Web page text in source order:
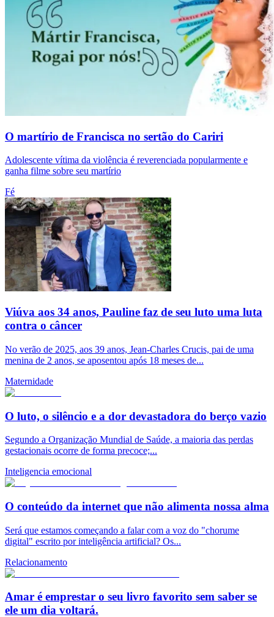
O martírio de Francisca no sertão do Cariri
Adolescente vítima da violência é reverenciada popularmente e
ganha filme sobre seu martírio
Fé
Viúva aos 34 anos, Pauline faz de seu luto uma luta
contra o câncer
No verão de 2025, aos 39 anos, Jean-Charles Crucis, pai de uma
menina de 2 anos, se aposentou após 18 meses de...
Maternidade
O luto, o silêncio e a dor devastadora do berço vazio
Segundo a Organização Mundial de Saúde, a maioria das perdas
gestacionais ocorre de forma precoce;...
Inteligencia emocional
O conteúdo da internet que não alimenta nossa alma
Será que estamos começando a falar com a voz do "chorume
digital" escrito por inteligência artificial? Os...
Relacionamento
Amar é emprestar o seu livro favorito sem saber se
ele um dia voltará.